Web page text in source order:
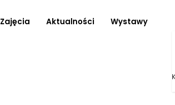
Zajęcia Aktualności Wystawy